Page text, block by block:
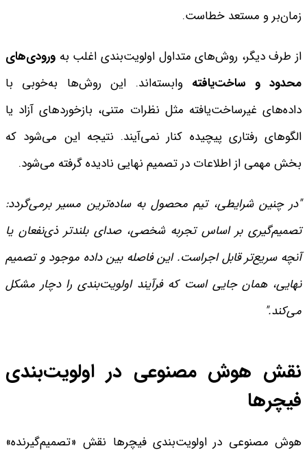
زمان‌بر و مستعد خطاست.
از طرف دیگر، روش‌های متداول اولویت‌بندی اغلب به ورودی‌های
محدود و ساخت‌یافته وابسته‌اند. این روش‌ها به‌خوبی با
داده‌های غیرساخت‌یافته مثل نظرات متنی، بازخوردهای آزاد یا
الگوهای رفتاری پیچیده کنار نمی‌آیند. نتیجه این می‌شود که
بخش مهمی از اطلاعات در تصمیم نهایی نادیده گرفته می‌شود.
"در چنین شرایطی، تیم محصول به ساده‌ترین مسیر برمی‌گردد:
تصمیم‌گیری بر اساس تجربه شخصی، صدای بلندتر ذی‌نفعان یا
آنچه سریع‌تر قابل اجراست. این فاصله بین داده موجود و تصمیم
نهایی، همان جایی است که فرآیند اولویت‌بندی را دچار مشکل
می‌کند."
نقش هوش مصنوعی در اولویت‌بندی
فیچرها
هوش مصنوعی در اولویت‌بندی فیچرها نقش «تصمیم‌گیرنده»